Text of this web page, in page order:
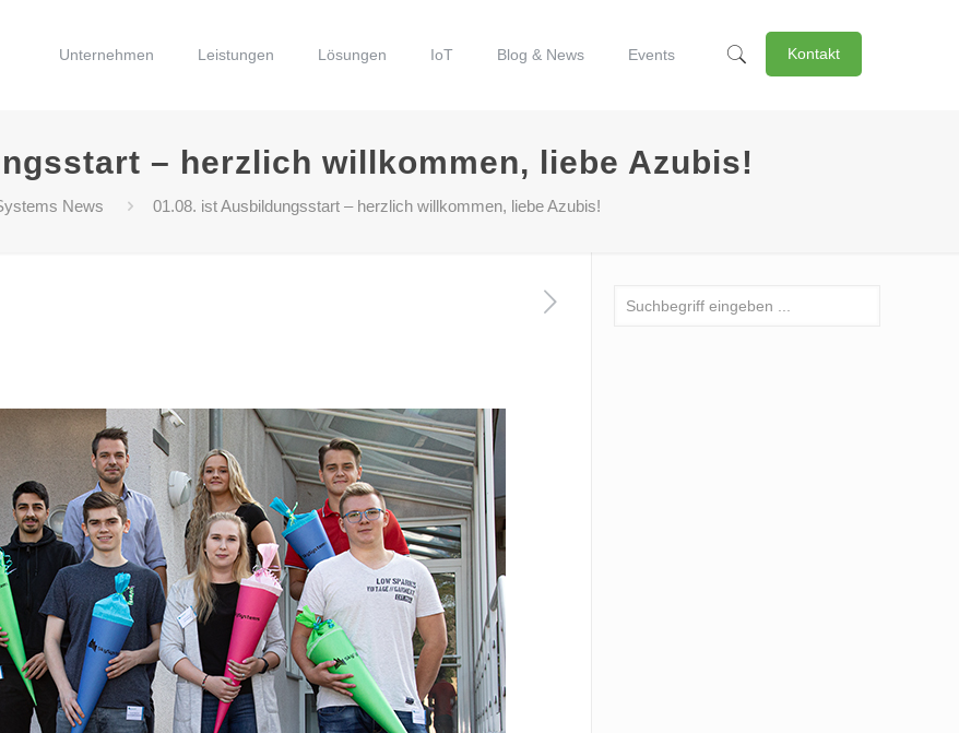
Unternehmen Leistungen Lösungen IoT Blog & News Events Kontakt
– herzlich willkommen, liebe Azubis!
News 01.08. ist Ausbildungsstart – herzlich willkommen, liebe Azubis!